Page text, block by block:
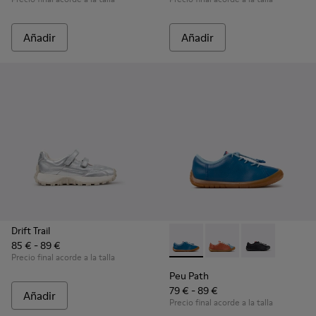
Añadir Añadir
Drift Trail
85 € - 89 €
Precio final acorde a la talla
Añadir
Peu Path - K800707-002 -
Peu Path -Peu Path -
Peu Path
79 € - 89 €
Precio final acorde a la talla